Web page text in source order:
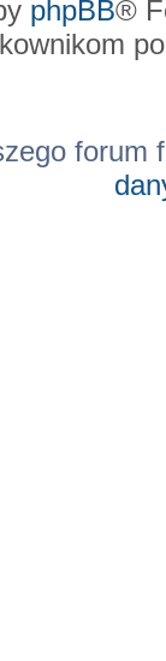
phpBB®